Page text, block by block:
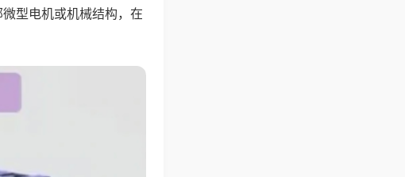
型电机或机械结构，在